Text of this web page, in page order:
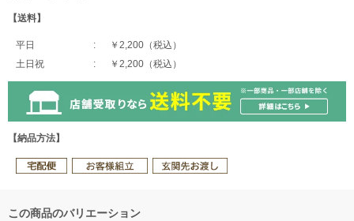
【送料】
平日
￥2,200（税込）
土日祝
￥2,200（税込）
【納品方法】
この商品のバリエーション